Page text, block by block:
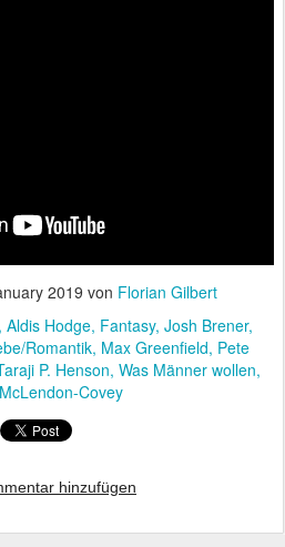
2019 von Florian Gilbert
Aldis Hodge Fantasy Josh Brener
Romantik Max Greenfield Pete
P. Henson Was Männer wollen
Covey
hinzufügen